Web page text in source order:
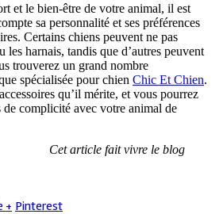
et le bien-être de votre animal, il est
sa personnalité et ses préférences
Certains chiens peuvent ne pas
les harnais, tandis que d’autres peuvent
trouverez un grand nombre
spécialisée pour chien Chic Et Chien.
qu’il mérite, et vous pourrez
complicité avec votre animal de
Cet article fait vivre le blog
+ Pinterest